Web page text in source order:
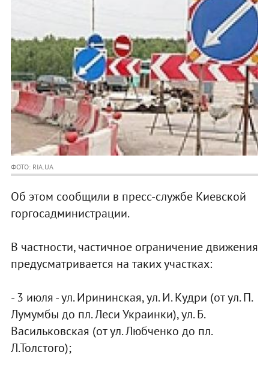
ФОТО: RIA.UA
Об этом сообщили в пресс-службе Киевской
горгосадминистрации.
В частности, частичное ограничение движения
предусматривается на таких участках:
- 3 июля - ул. Ирининская, ул. И. Кудри (от ул. П.
Лумумбы до пл. Леси Украинки), ул. Б.
Васильковская (от ул. Любченко до пл.
Л.Толстого);